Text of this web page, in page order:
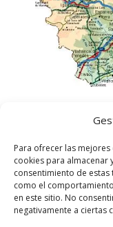
Para ofrecer las
cookies para almacenar
consentimiento de
como el
en este sitio. No
negativamente a ciertas